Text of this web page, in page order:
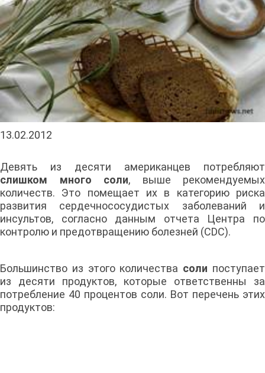
13.02.2012
Девять из десяти американцев потребляют
слишком много соли, выше рекомендуемых
количеств. Это помещает их в категорию риска
развития сердечнососудистых заболеваний и
инсультов, согласно данным отчета Центра по
контролю и предотвращению болезней (CDC).
Большинство из этого количества соли поступает
из десяти продуктов, которые ответственны за
потребление 40 процентов соли. Вот перечень этих
продуктов: